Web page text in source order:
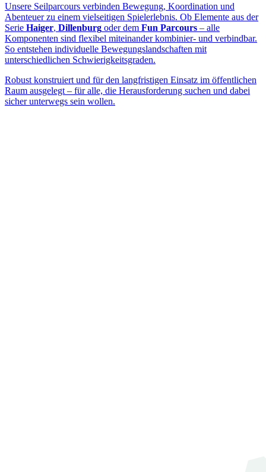
Unsere Seilparcours verbinden Bewegung, Koordination und
Abenteuer zu einem vielseitigen Spielerlebnis. Ob Elemente aus der
Serie Haiger, Dillenburg oder dem Fun Parcours – alle
Komponenten sind flexibel miteinander kombinier- und verbindbar.
So entstehen individuelle Bewegungslandschaften mit
unterschiedlichen Schwierigkeitsgraden.
Robust konstruiert und für den langfristigen Einsatz im öffentlichen
Raum ausgelegt – für alle, die Herausforderung suchen und dabei
sicher unterwegs sein wollen.